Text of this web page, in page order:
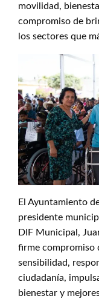
movilidad,
compromiso de
los sectores que
El Ayuntamiento
presidente
DIF Municipal,
firme compromiso
sensibilidad,
ciudadanía,
bienestar y